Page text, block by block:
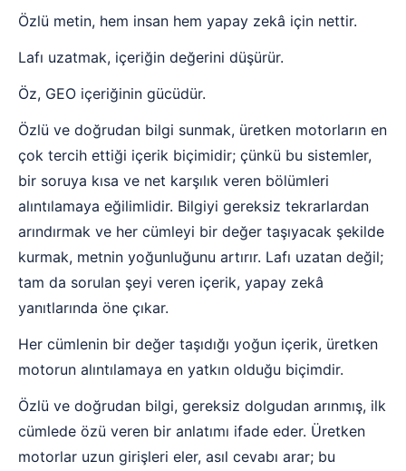
Özlü metin, hem insan hem yapay zekâ için nettir.
Lafı uzatmak, içeriğin değerini düşürür.
Öz, GEO içeriğinin gücüdür.
Özlü ve doğrudan bilgi sunmak, üretken motorların en
çok tercih ettiği içerik biçimidir; çünkü bu sistemler,
bir soruya kısa ve net karşılık veren bölümleri
alıntılamaya eğilimlidir. Bilgiyi gereksiz tekrarlardan
arındırmak ve her cümleyi bir değer taşıyacak şekilde
kurmak, metnin yoğunluğunu artırır. Lafı uzatan değil;
tam da sorulan şeyi veren içerik, yapay zekâ
yanıtlarında öne çıkar.
Her cümlenin bir değer taşıdığı yoğun içerik, üretken
motorun alıntılamaya en yatkın olduğu biçimdir.
Özlü ve doğrudan bilgi, gereksiz dolgudan arınmış, ilk
cümlede özü veren bir anlatımı ifade eder. Üretken
motorlar uzun girişleri eler, asıl cevabı arar; bu